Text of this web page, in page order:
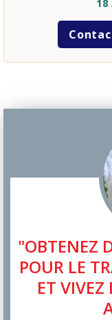
"OBTENEZ
POUR LE
ET VIVEZ